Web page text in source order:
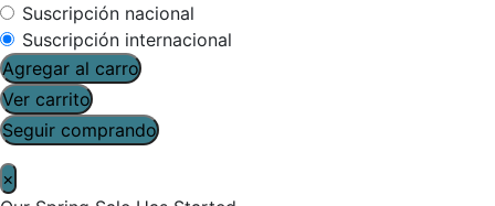
Suscripción nacional
Suscripción internacional
Agregar al carro
Ver carrito
Seguir comprando
×